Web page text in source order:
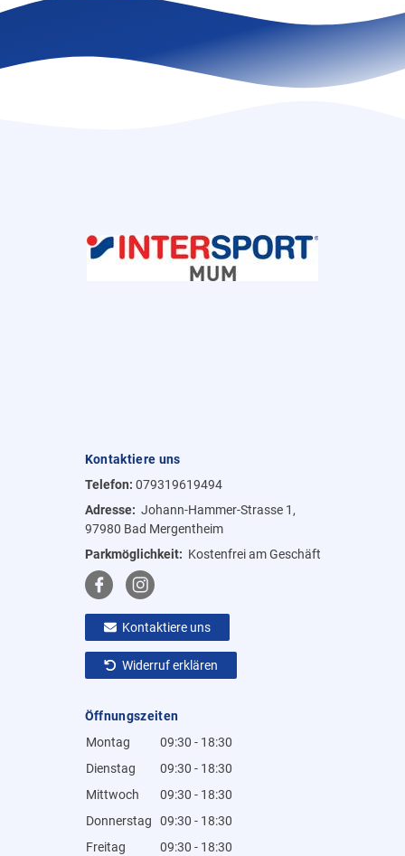
Kontaktiere uns
Telefon: 079319619494
Adresse: Johann-Hammer-Strasse 1,
97980 Bad Mergentheim
Parkmöglichkeit: Kostenfrei am Geschäft
Kontaktiere uns
Widerruf erklären
Öffnungszeiten
Montag
09:30 - 18:30
Dienstag
09:30 - 18:30
Mittwoch
09:30 - 18:30
Donnerstag
09:30 - 18:30
Freitag
09:30 - 18:30